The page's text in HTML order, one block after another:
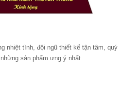
nhiệt tình, đội ngũ thiết kế tận tâm, quý
sản phẩm ưng ý nhất.